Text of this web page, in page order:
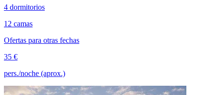
4 dormitorios
12 camas
Ofertas para otras fechas
35 €
pers./noche (aprox.)